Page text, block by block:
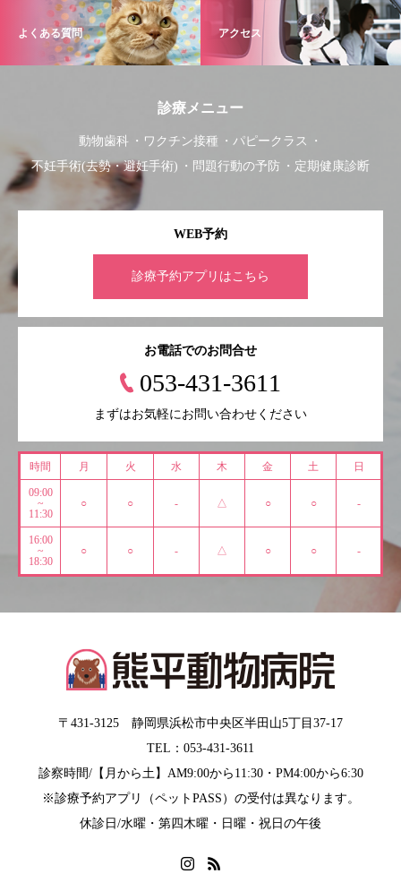
よくある質問 アクセス
診療メニュー
動物歯科 ワクチン接種
パピークラス
不妊手術(去勢・避妊手術)
問題行動の予防 定期健康診断
WEB予約
診療予約アプリはこちら
お電話でのお問合せ
053-431-3611
まずはお気軽にお問い合わせください
時間 月 火 水 木 金 土 日
09:00
~
11:30
○ ○ - △ ○ ○ -
16:00
~
18:30
○ ○ - △ ○ ○ -
〒431-3125 静岡県浜松市中央区半田山5丁目37-17
TEL：053-431-3611
診察時間/【月から土】AM9:00から11:30・PM4:00から6:30
※診療予約アプリ（ペットPASS）の受付は異なります。
休診日/水曜・第四木曜・日曜・祝日の午後